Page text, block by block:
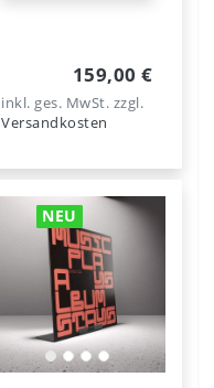
159,00 €
inkl. ges. MwSt. zzgl.
Versandkosten
NEU